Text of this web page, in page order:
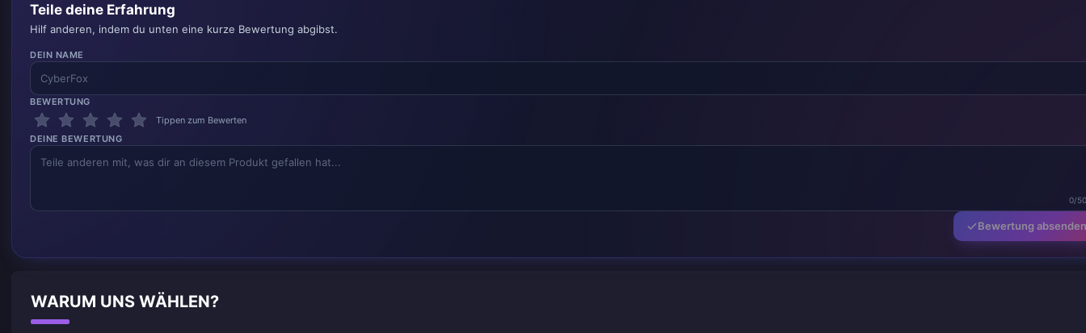
Teile deine Erfahrung
Hilf anderen, indem du unten eine kurze Bewertung abgibst.
DEIN NAME
BEWERTUNG
Tippen zum Bewerten
DEINE BEWERTUNG
0/
Bewertung absenden
WARUM UNS WÄHLEN?